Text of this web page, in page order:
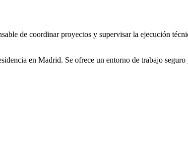
de coordinar proyectos y supervisar la ejecución
en Madrid. Se ofrece un entorno de trabajo